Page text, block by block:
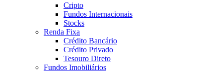
Cripto
Fundos Internacionais
Stocks
Renda Fixa
Crédito Bancário
Crédito Privado
Tesouro Direto
Fundos Imobiliários